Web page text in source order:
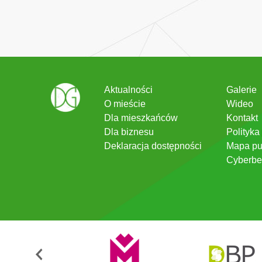
Aktualności
O mieście
Dla mieszkańców
Dla biznesu
Deklaracja dostępności
Galerie
Wideo
Kontakt
Mapa